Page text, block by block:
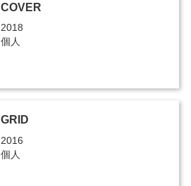
COVER
2018
個人
GRID
2016
個人